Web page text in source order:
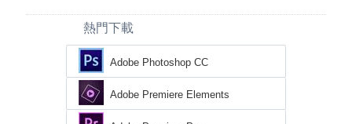
熱門下載
Adobe Photoshop CC
Adobe Premiere Elements